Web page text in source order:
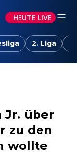
HEUTE LIVE
2. Liga
Jr. über
zu den
wollte